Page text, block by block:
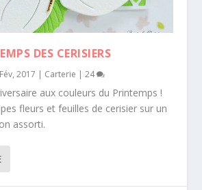
DES CERISIERS
2017 | Carterie |24
aux couleurs du Printemps !
fleurs et feuilles de cerisier sur un
assorti.